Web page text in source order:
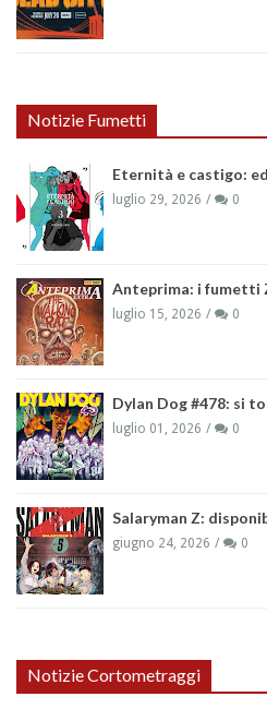
Notizie Fumetti
Eternità e castigo:
luglio 29, 2026 0
Anteprima: i fumetti
luglio 15, 2026 0
Dylan Dog #478: si
luglio 01, 2026 0
Salaryman Z:
giugno 24, 2026 0
Notizie Cortometraggi